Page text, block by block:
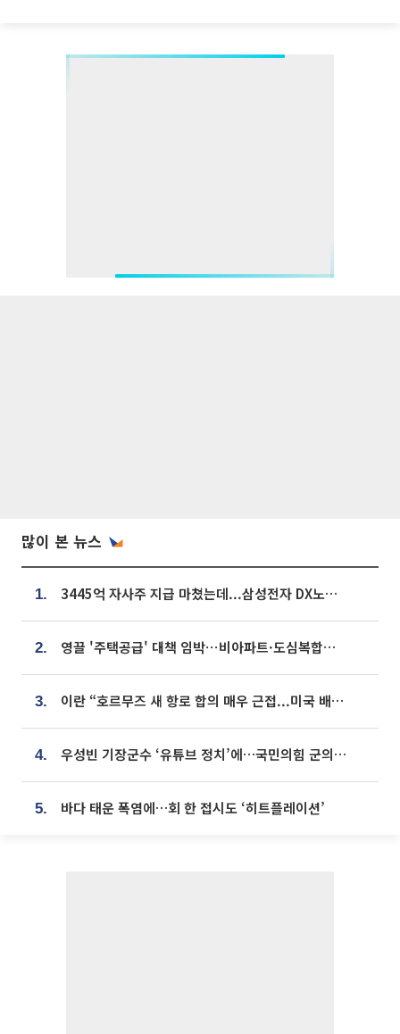
많이 본 뉴스
1. 3445억 자사주 지급 마쳤는데...삼성전자 DX노조, 뒤늦은 '떼쓰기 집회'
2. 영끌 '주택공급' 대책 임박⋯비아파트·도심복합까지 총동원
3. 이란 “호르무즈 새 항로 합의 매우 근접...미국 배상 먼저”
4. 우성빈 기장군수 ‘유튜브 정치’에…국민의힘 군의원들 집단 반발
5. 바다 태운 폭염에…회 한 접시도 ‘히트플레이션’